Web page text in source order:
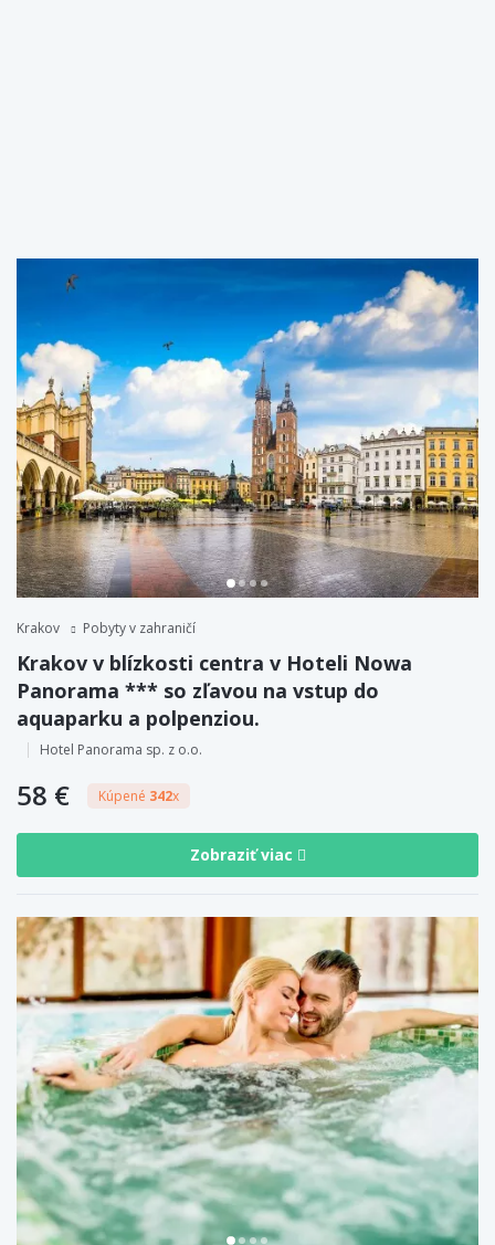
Krakov Pobyty v zahraničí
Krakov v blízkosti centra v Hoteli Nowa
Panorama *** so zľavou na vstup do
aquaparku a polpenziou.
Hotel Panorama sp. z o.o.
58 € Kúpené 342x
Zobraziť viac